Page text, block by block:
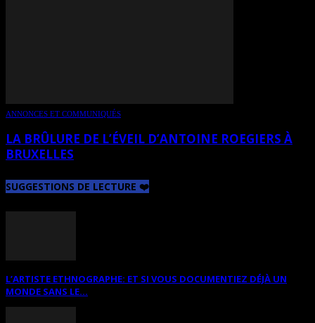
ANNONCES ET COMMUNIQUÉS
LA BRÛLURE DE L’ÉVEIL D’ANTOINE ROEGIERS À
BRUXELLES
SUGGESTIONS DE LECTURE ❤️
L’ARTISTE ETHNOGRAPHE: ET SI VOUS DOCUMENTIEZ DÉJÀ UN
MONDE SANS LE...